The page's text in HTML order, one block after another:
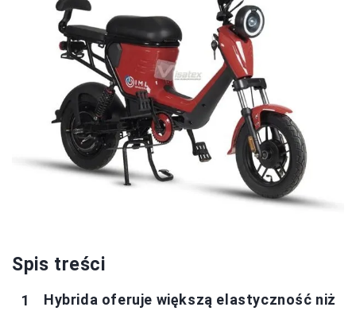
Spis treści
Hybrida oferuje większą elastyczność niż